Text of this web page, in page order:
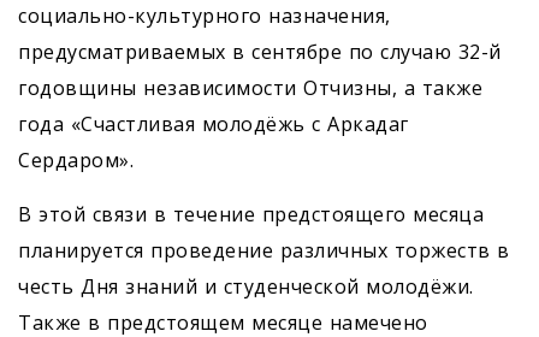
социально-культурного назначения,
предусматриваемых в сентябре по случаю 32-й
годовщины независимости Отчизны, а также
года «Счастливая молодёжь с Аркадаг
Сердаром».
В этой связи в течение предстоящего месяца
планируется проведение различных торжеств в
честь Дня знаний и студенческой молодёжи.
Также в предстоящем месяце намечено